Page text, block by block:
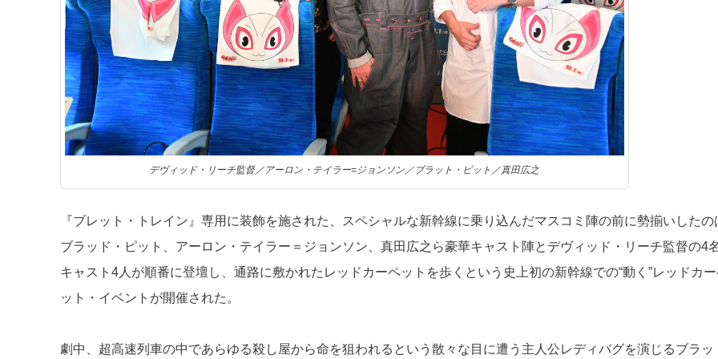
デヴィッド・リーチ監督／アーロン・テイラー=ジョンソン／ブラット・ピット／真田広之
『ブレット・トレイン』専用に装飾を施された、スペシャルな新幹線に乗り込んだマスコミ陣の前に勢揃いしたの
ブラッド・ピット、アーロン・テイラー＝ジョンソン、真田広之ら豪華キャスト陣とデヴィッド・リーチ監督の4名
キャスト4人が順番に登壇し、通路に敷かれたレッドカーペットを歩くという史上初の新幹線での“動く”レッドカ
ット・イベントが開催された。
劇中、超高速列車の中であらゆる殺し屋から命を狙われるという散々な目に遭う主人公レディバグを演じるブラッ